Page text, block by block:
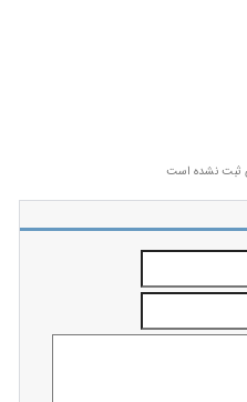
ثبت نشده است